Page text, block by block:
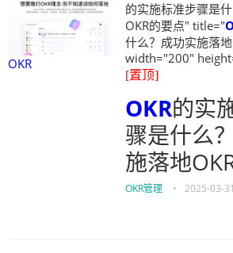
OKR
的实施标准步骤是
OKR的要点" title="
什么？成功实施落
width="200"
[置顶]
OKR的实
骤是什么
施落地
OKR管理 • 2025-03-31